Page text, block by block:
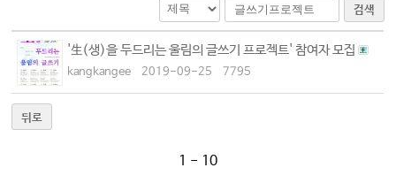
검색
'生(생)을 두드리는 울림의 글쓰기 프로젝트' 참여자 모집
kangkangee 2019-09-25 7795
뒤로
1 - 10